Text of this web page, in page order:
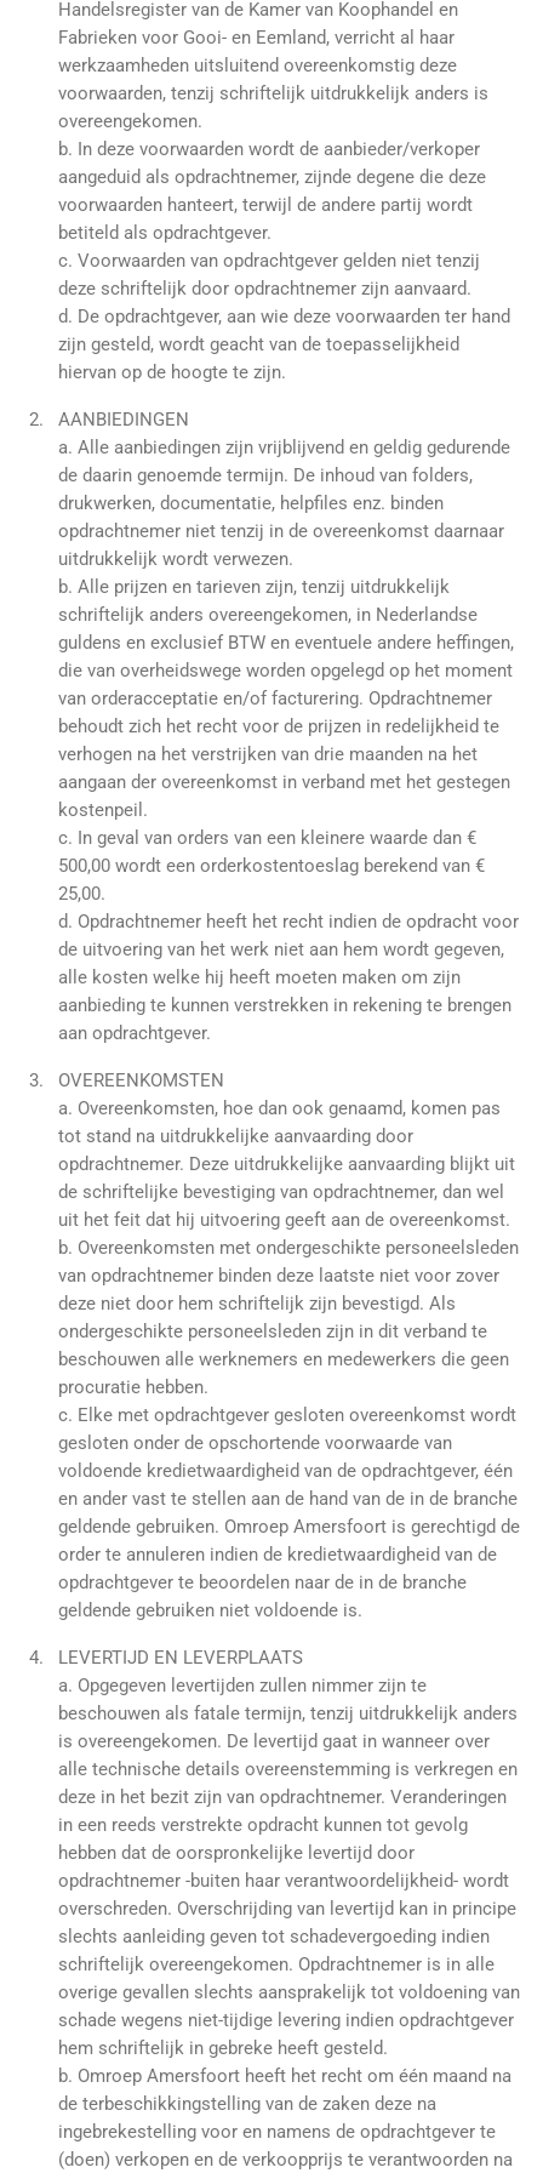
Handelsregister van de Kamer van Koophandel en
Fabrieken voor Gooi- en Eemland, verricht al haar
werkzaamheden uitsluitend overeenkomstig deze
voorwaarden, tenzij schriftelijk uitdrukkelijk anders is
overeengekomen.
b. In deze voorwaarden wordt de aanbieder/verkoper
aangeduid als opdrachtnemer, zijnde degene die deze
voorwaarden hanteert, terwijl de andere partij wordt
betiteld als opdrachtgever.
c. Voorwaarden van opdrachtgever gelden niet tenzij
deze schriftelijk door opdrachtnemer zijn aanvaard.
d. De opdrachtgever, aan wie deze voorwaarden ter hand
zijn gesteld, wordt geacht van de toepasselijkheid
hiervan op de hoogte te zijn.
AANBIEDINGEN
a. Alle aanbiedingen zijn vrijblijvend en geldig gedurende
de daarin genoemde termijn. De inhoud van folders,
drukwerken, documentatie, helpfiles enz. binden
opdrachtnemer niet tenzij in de overeenkomst daarnaar
uitdrukkelijk wordt verwezen.
b. Alle prijzen en tarieven zijn, tenzij uitdrukkelijk
schriftelijk anders overeengekomen, in Nederlandse
guldens en exclusief BTW en eventuele andere heffingen,
die van overheidswege worden opgelegd op het moment
van orderacceptatie en/of facturering. Opdrachtnemer
behoudt zich het recht voor de prijzen in redelijkheid te
verhogen na het verstrijken van drie maanden na het
aangaan der overeenkomst in verband met het gestegen
kostenpeil.
c. In geval van orders van een kleinere waarde dan €
500,00 wordt een orderkostentoeslag berekend van €
25,00.
d. Opdrachtnemer heeft het recht indien de opdracht voor
de uitvoering van het werk niet aan hem wordt gegeven,
alle kosten welke hij heeft moeten maken om zijn
aanbieding te kunnen verstrekken in rekening te brengen
aan opdrachtgever.
OVEREENKOMSTEN
a. Overeenkomsten, hoe dan ook genaamd, komen pas
tot stand na uitdrukkelijke aanvaarding door
opdrachtnemer. Deze uitdrukkelijke aanvaarding blijkt uit
de schriftelijke bevestiging van opdrachtnemer, dan wel
uit het feit dat hij uitvoering geeft aan de overeenkomst.
b. Overeenkomsten met ondergeschikte personeelsleden
van opdrachtnemer binden deze laatste niet voor zover
deze niet door hem schriftelijk zijn bevestigd. Als
ondergeschikte personeelsleden zijn in dit verband te
beschouwen alle werknemers en medewerkers die geen
procuratie hebben.
c. Elke met opdrachtgever gesloten overeenkomst wordt
gesloten onder de opschortende voorwaarde van
voldoende kredietwaardigheid van de opdrachtgever, één
en ander vast te stellen aan de hand van de in de branche
geldende gebruiken. Omroep Amersfoort is gerechtigd de
order te annuleren indien de kredietwaardigheid van de
opdrachtgever te beoordelen naar de in de branche
geldende gebruiken niet voldoende is.
LEVERTIJD EN LEVERPLAATS
a. Opgegeven levertijden zullen nimmer zijn te
beschouwen als fatale termijn, tenzij uitdrukkelijk anders
is overeengekomen. De levertijd gaat in wanneer over
alle technische details overeenstemming is verkregen en
deze in het bezit zijn van opdrachtnemer. Veranderingen
in een reeds verstrekte opdracht kunnen tot gevolg
hebben dat de oorspronkelijke levertijd door
opdrachtnemer -buiten haar verantwoordelijkheid- wordt
overschreden. Overschrijding van levertijd kan in principe
slechts aanleiding geven tot schadevergoeding indien
schriftelijk overeengekomen. Opdrachtnemer is in alle
overige gevallen slechts aansprakelijk tot voldoening van
schade wegens niet-tijdige levering indien opdrachtgever
hem schriftelijk in gebreke heeft gesteld.
b. Omroep Amersfoort heeft het recht om één maand na
de terbeschikkingstelling van de zaken deze na
ingebrekestelling voor en namens de opdrachtgever te
(doen) verkopen en de verkoopprijs te verantwoorden na